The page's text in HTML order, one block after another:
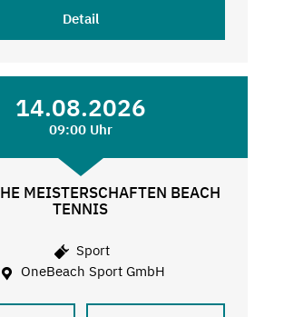
Detail
14.08.2026
09:00 Uhr
MEISTERSCHAFTEN BEACH
TENNIS
Sport
OneBeach Sport GmbH